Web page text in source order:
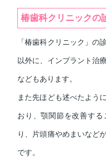
椿歯科クリニックの
「椿歯科クリニック」の
以外に、インプラント治
などもあります。
また先ほども述べたよう
おり、顎関節を改善す
り、片頭痛やめまいなど
です。